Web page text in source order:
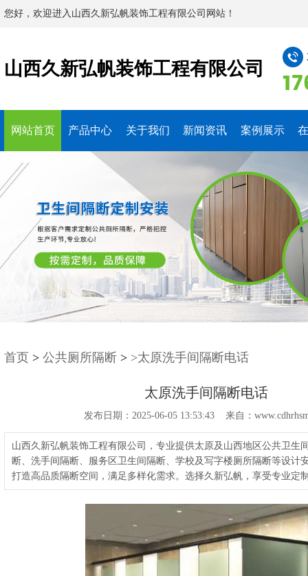
您好，欢迎进入山西久新弘帆装饰工程有限公司网站！
山西久新弘帆装饰工程有限公司
网站首页 产品中心 关于我们 新闻资讯 案例展示
首页 > 公共厕所隔断 > >太原洗手间隔断电话
太原洗手间隔断电话
发布日期：2025-06-05 13:53:43 来自：
山西久新弘帆装饰工程有限公司，专业提供太原及山西地区公共卫生
断、洗手间隔断、服务区卫生间隔断、学校及写字楼厕所隔断等设计
打造高品质隔断空间，满足多样化需求。选择久新弘帆，享受专业定